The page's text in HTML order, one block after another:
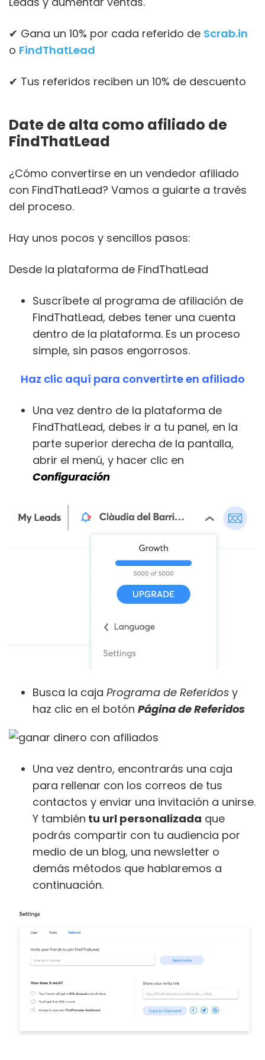
✔ Gana un 10% por cada referido de Scrab.in
o FindThatLead
✔ Tus referidos reciben un 10% de descuento
Date de alta como afiliado de
FindThatLead
¿Cómo convertirse en un vendedor afiliado
con FindThatLead? Vamos a guiarte a través
del proceso.
Hay unos pocos y sencillos pasos:
Desde la plataforma de FindThatLead
Suscríbete al programa de afiliación de
FindThatLead, debes tener una cuenta
dentro de la plataforma. Es un proceso
simple, sin pasos engorrosos.
Haz clic aquí para convertirte en afiliado
Una vez dentro de la plataforma de
FindThatLead, debes ir a tu panel, en la
parte superior derecha de la pantalla,
abrir el menú, y hacer clic en
Configuración
Busca la caja Programa de Referidos y
haz clic en el botón Página de Referidos
Una vez dentro, encontrarás una caja
para rellenar con los correos de tus
contactos y enviar una invitación a unirse.
Y también tu url personalizada que
podrás compartir con tu audiencia por
medio de un blog, una newsletter o
demás métodos que hablaremos a
continuación.